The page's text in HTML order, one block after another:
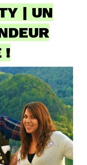
| UN
!